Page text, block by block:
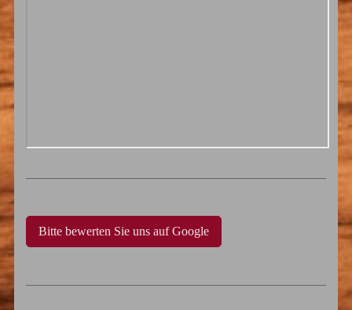
Bitte bewerten Sie uns auf Google